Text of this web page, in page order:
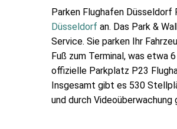
Parken Flughafen
Düsseldorf an. Das Park &
Service. Sie parken Ihr
Fuß zum Terminal, was etwa
offizielle Parkplatz P23
Insgesamt gibt es 530
und durch Videoüberwachung